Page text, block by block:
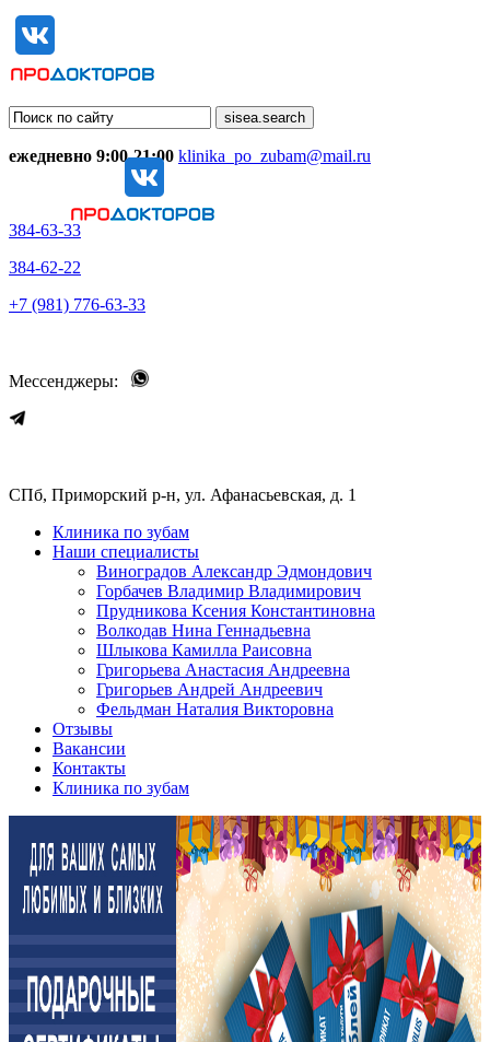
ежедневно 9:00-21:00 klinika_po_zubam@mail.ru
384-63-33
384-62-22
+7 (981) 776-63-33
Мессенджеры:
СПб, Приморский р-н, ул. Афанасьевская, д. 1
Клиника по зубам
Наши специалисты
Виноградов Александр Эдмондович
Горбачев Владимир Владимирович
Прудникова Ксения Константиновна
Волкодав Нина Геннадьевна
Шлыкова Камилла Раисовна
Григорьева Анастасия Андреевна
Григорьев Андрей Андреевич
Фельдман Наталия Викторовна
Отзывы
Вакансии
Контакты
Клиника по зубам